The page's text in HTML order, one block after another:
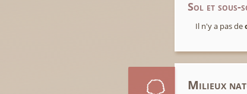
Sol et sous-
Il n'y a pas de
Milieux